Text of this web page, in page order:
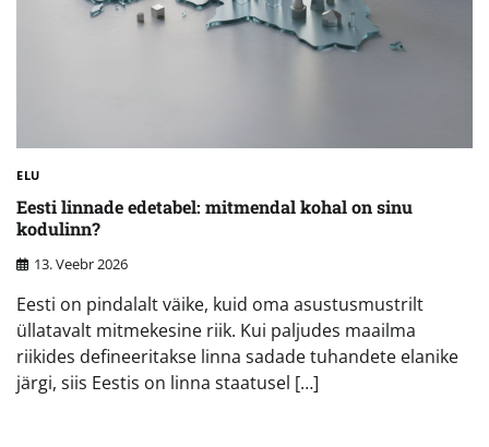
ELU
Eesti linnade edetabel: mitmendal kohal on sinu
kodulinn?
13. Veebr 2026
Eesti on pindalalt väike, kuid oma asustusmustrilt
üllatavalt mitmekesine riik. Kui paljudes maailma
riikides defineeritakse linna sadade tuhandete elanike
järgi, siis Eestis on linna staatusel […]